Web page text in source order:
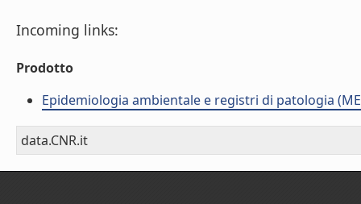
Incoming links:
Prodotto
Epidemiologia ambientale e registri di patologia
data.CNR.it